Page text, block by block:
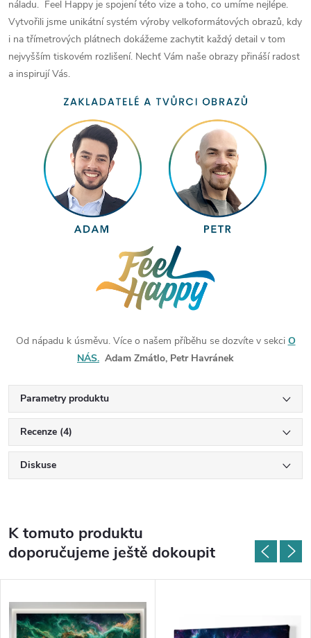
náladu. Feel Happy je spojení této vize a toho, co umíme nejlépe.
Vytvořili jsme unikátní systém výroby velkoformátových obrazů, kdy
i na třímetrových plátnech dokážeme zachytit každý detail v tom
nejvyšším tiskovém rozlišení. Nechť Vám naše obrazy přináší radost
a inspirují Vás.
Od nápadu k úsměvu. Více o našem příběhu se dozvíte v sekci O
NÁS. Adam Zmátlo, Petr Havránek
Parametry produktu
Recenze (4)
Diskuse
K tomuto produktu
doporučujeme ještě dokoupit